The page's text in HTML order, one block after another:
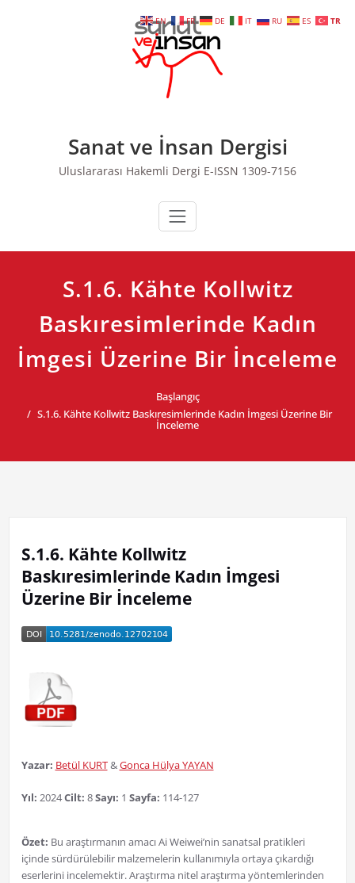
Sanat ve İnsan Dergisi
Uluslararası Hakemli Dergi E-ISSN 1309-7156
S.1.6. Kähte Kollwitz
Baskıresimlerinde Kadın
İmgesi Üzerine Bir İnceleme
Başlangıç
S.1.6. Kähte Kollwitz Baskıresimlerinde Kadın İmgesi Üzerine Bir
İnceleme
S.1.6. Kähte Kollwitz
Baskıresimlerinde Kadın İmgesi
Üzerine Bir İnceleme
Yazar: Betül KURT&Gonca Hülya YAYAN
Yıl: 2024Cilt: 8Sayı: 1 Sayfa: 114-127
Özet: Bu araştırmanın amacı Ai Weiwei’nin sanatsal pratikleri
içinde sürdürülebilir malzemelerin kullanımıyla ortaya çıkardığı
eserlerini incelemektir. Araştırma nitel araştırma yöntemlerinden
EN FR DE IT RU ES TR